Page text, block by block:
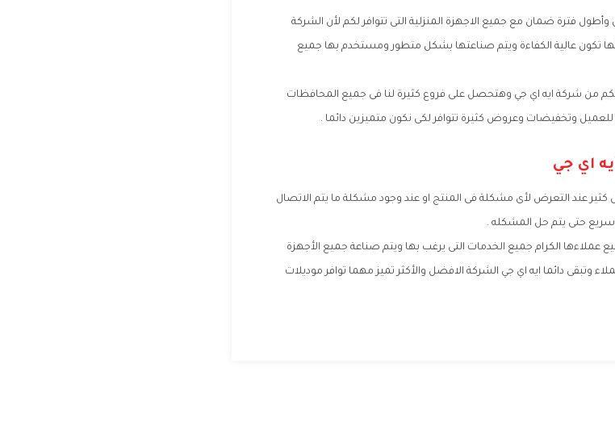
فترة ضمان مع جميع الاجهزة المنزلية التى تتوافر لكم لأن الشركة
تكون عالية الكفاءة ويتم صناعتها بشكل متطور ومستخدم بها جميع
لكم من شركة ايه اي جي وهتحصل على فروع كثيرة لنا فى جميع المحافظات
وتخفيضات وعروض كثيرة تتوافر لكى نكون متميزين دائما .
اي جي
عند التعرض لأى مشكلة فى المنتج او عند وجود مشكلة ما يتم الاتصال
حتى يتم حل المشكله .
عملاءها الكرام جميع الخدمات التى يرغب بها ويتم صناعة جميع الأجهزة
وتبقى دائما ايه اي جي الشركة الافضل والأكثر تميز مهما توافر موديلات